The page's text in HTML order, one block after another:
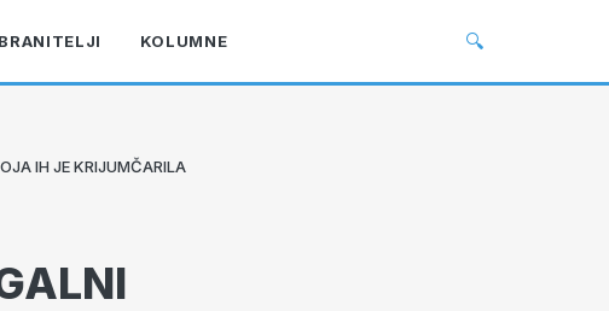
BRANITELJI KOLUMNE 🔍
IH JE KRIJUMČARILA